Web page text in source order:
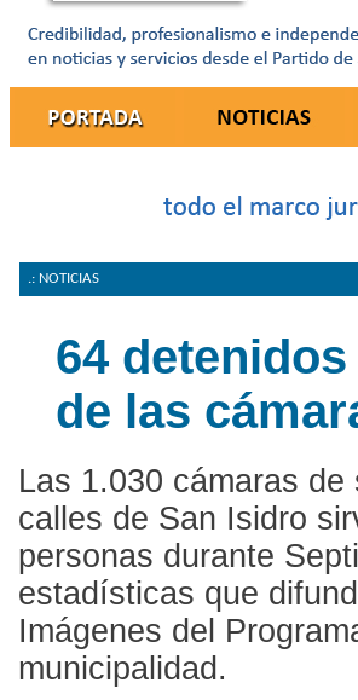
.: NOTICIAS
64
de las
Las 1.030 cámaras
calles de San Isidro
personas durante
estadísticas que
Imágenes del
municipalidad.